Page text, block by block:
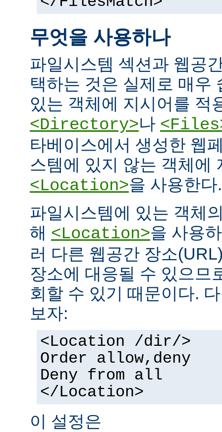
무엇을 사용하나
파일시스템 섹션과 웹공
택하는 것은 실제로 매우
있는 객체에 지시어를 적
<Directory>나
타베이스에서 생성한 웹
스템에 있지 않는 객체에
<Location>을 사용한다.
파일시스템에 있는 객체
해 <Location>을 사용
러 다른 웹공간 장소
장소에 대응될 수 있으므
회할 수 있기 때문이다.
보자:
<Location /dir/>
Order allow,deny
Deny from all
</Location>
이 설정은